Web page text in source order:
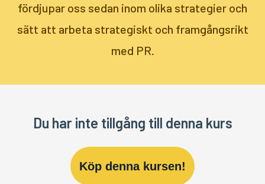
fördjupar oss sedan inom olika strategier och
sätt att arbeta strategiskt och framgångsrikt
med PR.
Du har inte tillgång till denna kurs
Köp denna kursen!